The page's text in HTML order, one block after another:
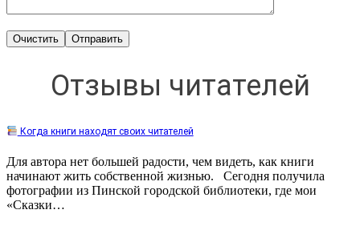
Отзывы читателей
Когда книги находят своих читателей
Для автора нет большей радости, чем видеть, как книги
начинают жить собственной жизнью. Сегодня получила
фотографии из Пинской городской библиотеки, где мои
«Сказки…